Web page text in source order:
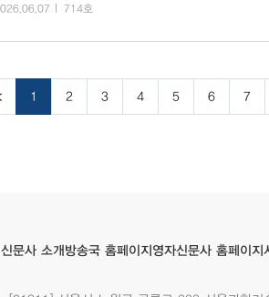
계급과 부동산 문제를 풀어낸 작품이다. 이병
714호
1 2 3 4 5 6 7
신문사 소개 방송국 홈페이지 영자신문사 홈페이지